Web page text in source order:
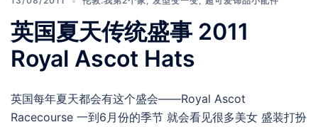
英国夏天传统盛事 2011
Royal Ascot Hats
英国每年夏天都会有这个盛会——Royal Ascot
Racecourse 一到6月份的季节 就会看见很多美女 盛装打扮